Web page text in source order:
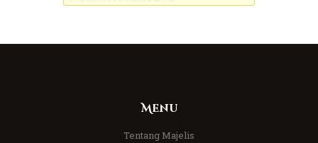
Menu
Tentang Majelis